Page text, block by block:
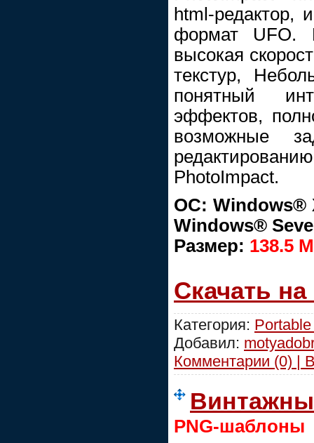
html-редактор,
формат UFO.
высокая
текстур,
понятный
эффектов,
возможные
PhotoImpact.
ОС: Windows®
Windows®
Размер: 138.5
Скачать
Категория:
Добавил:
Комментарии (0) |
PNG-шаблоны